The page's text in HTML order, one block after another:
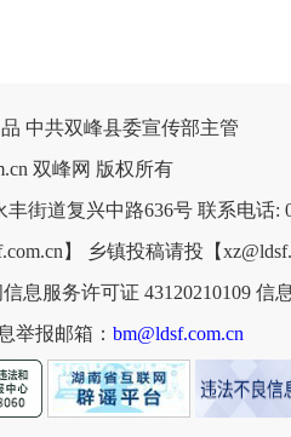
中共双峰县委宣传部主管
双峰网 版权所有
街道复兴中路636号 联系电话:
】 乡镇投稿请投【
息服务许可证 43120210109 信
举报邮箱： bm@ldsf.com.cn